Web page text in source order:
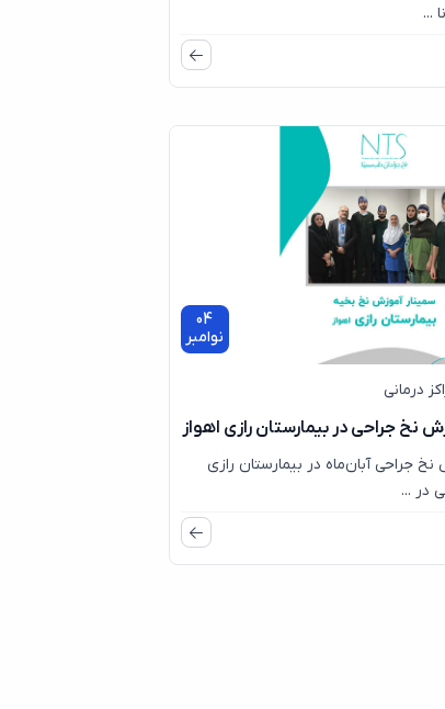
...
04
نوامبر
درمانی
نخ جراحی در بیمارستان رازی اهواز
نخ جراحی آبان‌ماه در بیمارستان رازی
در ...